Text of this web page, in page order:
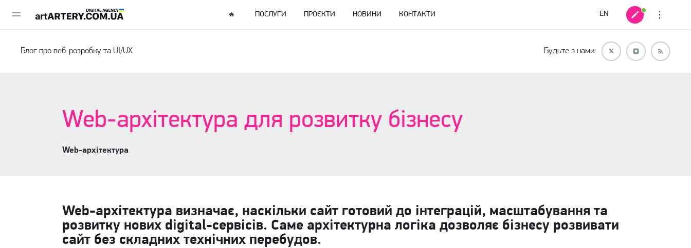
ПОСЛУГИ ПРОЄКТИ НОВИНИ КОНТАКТИ EN
Блог про веб-розробку та UI/UX Будьте з нами:
Web-архітектура для розвитку бізнесу
Web-архітектура
Web-архітектура визначає, наскільки сайт готовий до інтеграцій, масштабування та
розвитку нових digital-сервісів. Саме архітектурна логіка дозволяє бізнесу розвивати
сайт без складних технічних перебудов.